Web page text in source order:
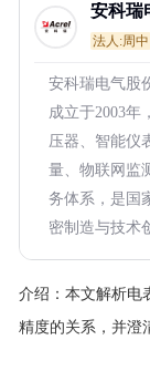
安科瑞
法人:周中
安科瑞电气股
成立于2003年
压器、智能仪
量、物联网监
务体系，是国
密制造与技术
介绍： 本文解析电
精度的关系，并澄